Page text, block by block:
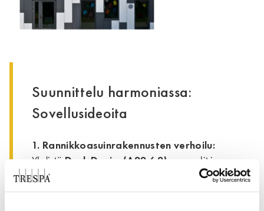
Suunnittelu harmoniassa:
Sovellusideoita
1. Rannikkoasuinrakennusten verhoilu:
Yhdistä Dark Denim (A22.6.2) -paneelit ja
Woodstone (NW29)
vaakasuora verhoilu
luodaksesi visuaalisen rytmin ja syvyyden. Lisää